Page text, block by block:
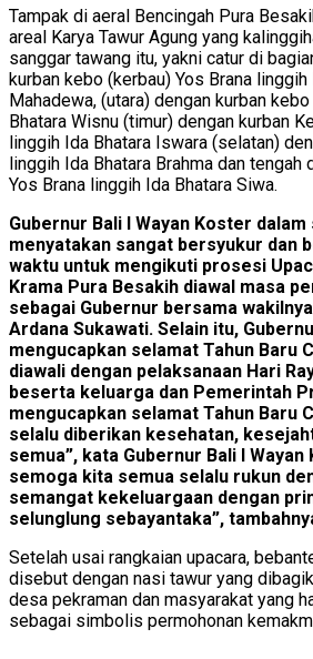
Tampak di aeral Bencingah Pura
areal Karya Tawur Agung yang
sanggar tawang itu, yakni catur di
kurban kebo (kerbau) Yos Brana linggih
Mahadewa, (utara) dengan kurban
Bhatara Wisnu (timur) dengan kurban
linggih Ida Bhatara Iswara (selatan)
linggih Ida Bhatara Brahma dan tengah
Yos Brana linggih Ida Bhatara Siwa.
Gubernur Bali I Wayan Koster
menyatakan sangat bersyukur dan
waktu untuk mengikuti prosesi
Krama Pura Besakih diawal masa
sebagai Gubernur bersama
Ardana Sukawati. Selain itu,
mengucapkan selamat Tahun Baru
diawali dengan pelaksanaan Hari
beserta keluarga dan Pemerintah
mengucapkan selamat Tahun Baru
selalu diberikan kesehatan,
semua”, kata Gubernur Bali I Wayan
semoga kita semua selalu rukun
semangat kekeluargaan dengan
selunglung sebayantaka”,
Setelah usai rangkaian upacara,
disebut dengan nasi tawur yang
desa pekraman dan masyarakat yang
sebagai simbolis permohonan